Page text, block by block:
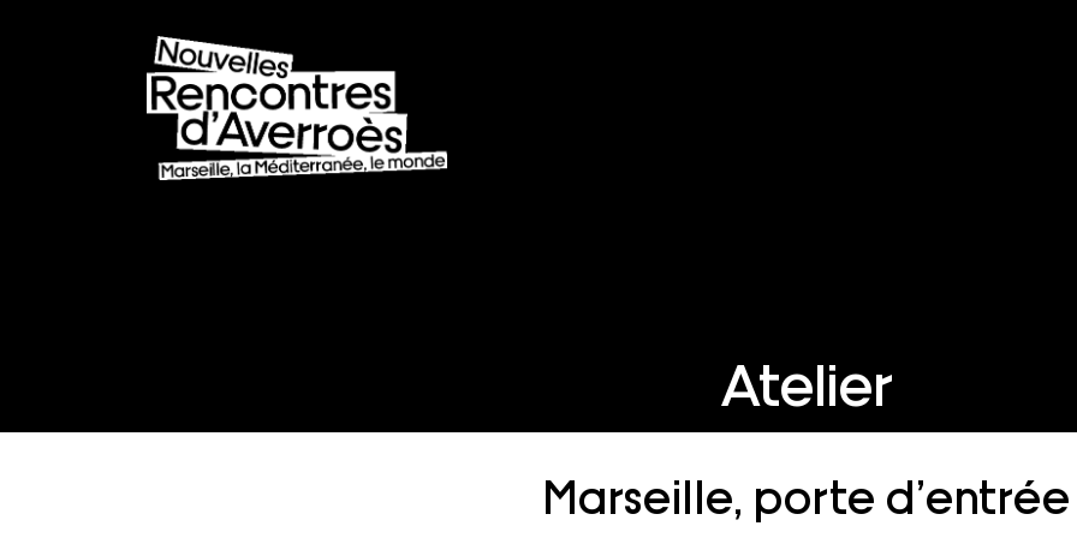
Atelier
Marseille, porte d’entrée